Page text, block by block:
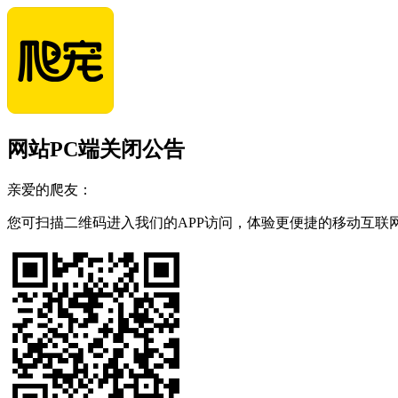
网站PC端关闭公告
亲爱的爬友：
您可扫描二维码进入我们的APP访问，体验更便捷的移动互联